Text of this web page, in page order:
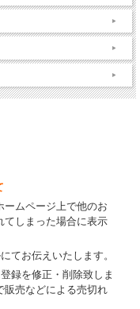
ムページ上で他のお
てしまった場合に表示
てお伝えいたします。
録を修正・削除致しま
販売などによる売切れ